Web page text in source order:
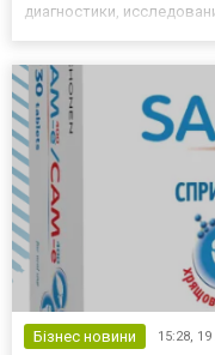
диагностики,
насел...
Бізнес новини 15:28,